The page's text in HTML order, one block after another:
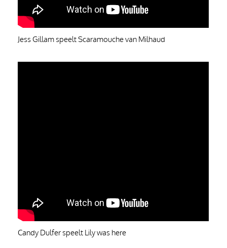
Jess Gillam speelt Scaramouche van Milhaud
Candy Dulfer speelt Lily was here